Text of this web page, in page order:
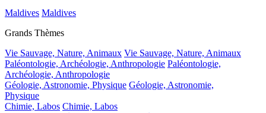
Maldives Maldives
Grands Thèmes
Vie Sauvage, Nature, Animaux Vie Sauvage, Nature, Animaux
Paléontologie, Archéologie, Anthropologie Paléontologie,
Archéologie, Anthropologie
Géologie, Astronomie, Physique Géologie, Astronomie,
Physique
Chimie, Labos Chimie, Labos